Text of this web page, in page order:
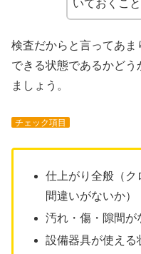
いておくこ
検査だからと言ってあ
できる状態であるかど
ましょう。
チェック項目
仕上がり全般（ク
間違いがないか）
汚れ・傷・隙間が
設備器具が使える